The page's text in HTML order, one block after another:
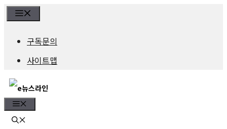
건
너
구독문의
사이트맵